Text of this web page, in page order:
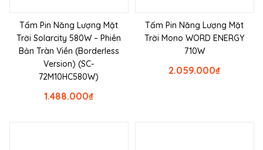
Tấm Pin Năng Lượng Mặt
Trời Solarcity 580W – Phiên
Bản Tràn Viền (Borderless
Version) (SC-
72M10HC580W)
₫
1.488.000
Tấm Pin Năng Lượng Mặt
Trời Mono WORD ENERGY
710W
₫
2.059.000